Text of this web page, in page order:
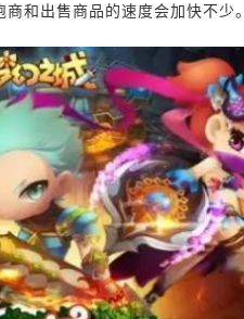
和出售商品的速度会加快不少。